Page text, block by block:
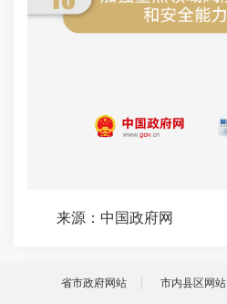
来源：中国政府网
省市政府网站 市内县区网站